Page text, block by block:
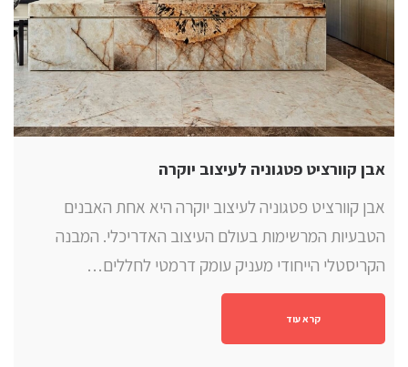
אבן קוורציט פטגוניה לעיצוב יוקרה
אבן קוורציט פטגוניה לעיצוב יוקרה היא אחת האבנים
הטבעיות המרשימות בעולם העיצוב האדריכלי. המבנה
הקריסטלי הייחודי מעניק עומק דרמטי לחללים…
קרא עוד